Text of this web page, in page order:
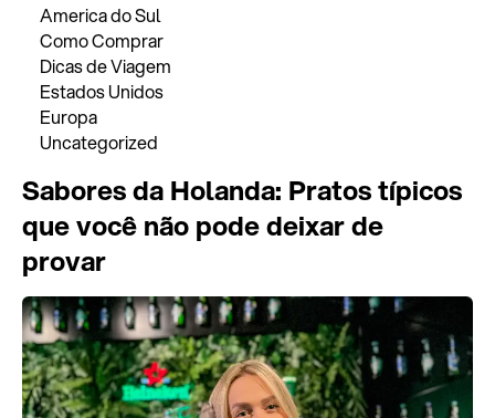
America do Sul
Como Comprar
Dicas de Viagem
Estados Unidos
Europa
Uncategorized
Sabores da Holanda: Pratos típicos
que você não pode deixar de
provar